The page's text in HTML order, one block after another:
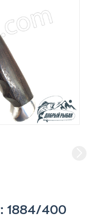
1884/400